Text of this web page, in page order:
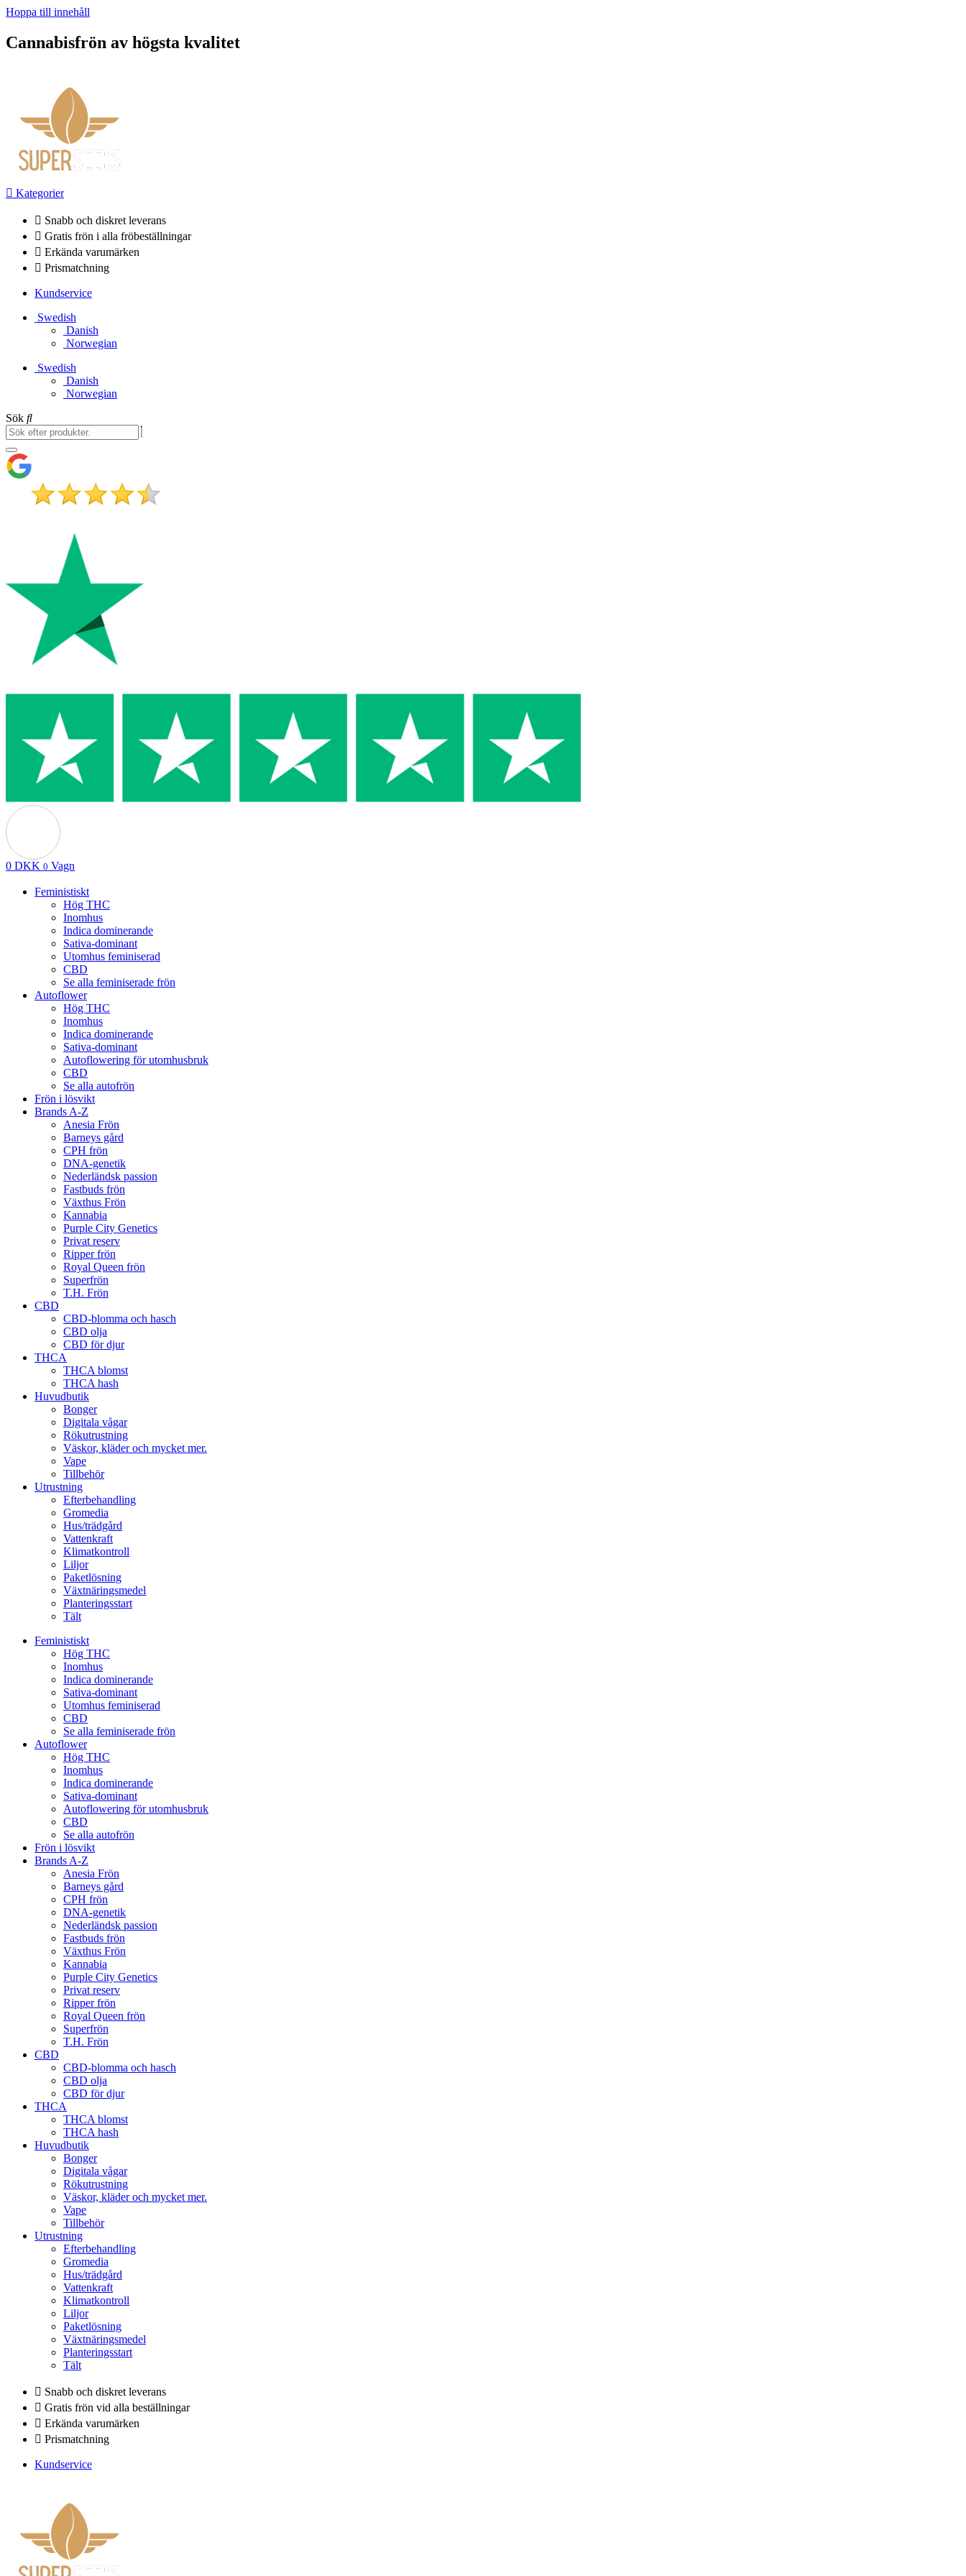
Hoppa till innehåll
Cannabisfrön av högsta kvalitet
Kategorier
Snabb och diskret leverans
Gratis frön i alla fröbeställningar
Erkända varumärken
Prismatchning
Kundservice
Swedish
Danish
Norwegian
Swedish
Danish
Norwegian
Sök
0 DKK 0 Vagn
Feministiskt
Hög THC
Inomhus
Indica dominerande
Sativa-dominant
Utomhus feminiserad
CBD
Se alla feminiserade frön
Autoflower
Hög THC
Inomhus
Indica dominerande
Sativa-dominant
Autoflowering för utomhusbruk
CBD
Se alla autofrön
Frön i lösvikt
Brands A-Z
Anesia Frön
Barneys gård
CPH frön
DNA-genetik
Nederländsk passion
Fastbuds frön
Växthus Frön
Kannabia
Purple City Genetics
Privat reserv
Ripper frön
Royal Queen frön
Superfrön
T.H. Frön
CBD
CBD-blomma och hasch
CBD olja
CBD för djur
THCA
THCA blomst
THCA hash
Huvudbutik
Bonger
Digitala vågar
Rökutrustning
Väskor, kläder och mycket mer.
Vape
Tillbehör
Utrustning
Efterbehandling
Gromedia
Hus/trädgård
Vattenkraft
Klimatkontroll
Liljor
Paketlösning
Växtnäringsmedel
Planteringsstart
Tält
Feministiskt
Hög THC
Inomhus
Indica dominerande
Sativa-dominant
Utomhus feminiserad
CBD
Se alla feminiserade frön
Autoflower
Hög THC
Inomhus
Indica dominerande
Sativa-dominant
Autoflowering för utomhusbruk
CBD
Se alla autofrön
Frön i lösvikt
Brands A-Z
Anesia Frön
Barneys gård
CPH frön
DNA-genetik
Nederländsk passion
Fastbuds frön
Växthus Frön
Kannabia
Purple City Genetics
Privat reserv
Ripper frön
Royal Queen frön
Superfrön
T.H. Frön
CBD
CBD-blomma och hasch
CBD olja
CBD för djur
THCA
THCA blomst
THCA hash
Huvudbutik
Bonger
Digitala vågar
Rökutrustning
Väskor, kläder och mycket mer.
Vape
Tillbehör
Utrustning
Efterbehandling
Gromedia
Hus/trädgård
Vattenkraft
Klimatkontroll
Liljor
Paketlösning
Växtnäringsmedel
Planteringsstart
Tält
Snabb och diskret leverans
Gratis frön vid alla beställningar
Erkända varumärken
Prismatchning
Kundservice